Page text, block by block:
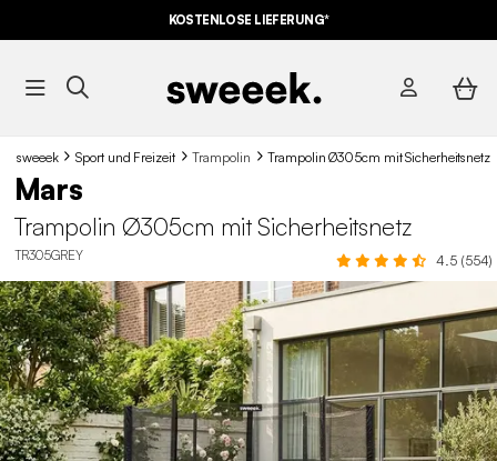
KOSTENLOSE LIEFERUNG*
sweeek Sport und Freizeit Trampolin Trampolin Ø305cm mit Sicherheitsnetz
Mars
Trampolin Ø305cm mit Sicherheitsnetz
TR305GREY 4.5 (554)